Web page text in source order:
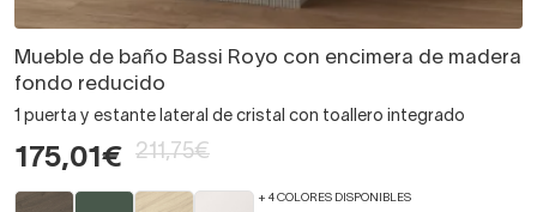
Mueble de baño Bassi Royo con encimera de madera
fondo reducido
1 puerta y estante lateral de cristal con toallero integrado
175,01€ 211,75€
+ 4 COLORES DISPONIBLES